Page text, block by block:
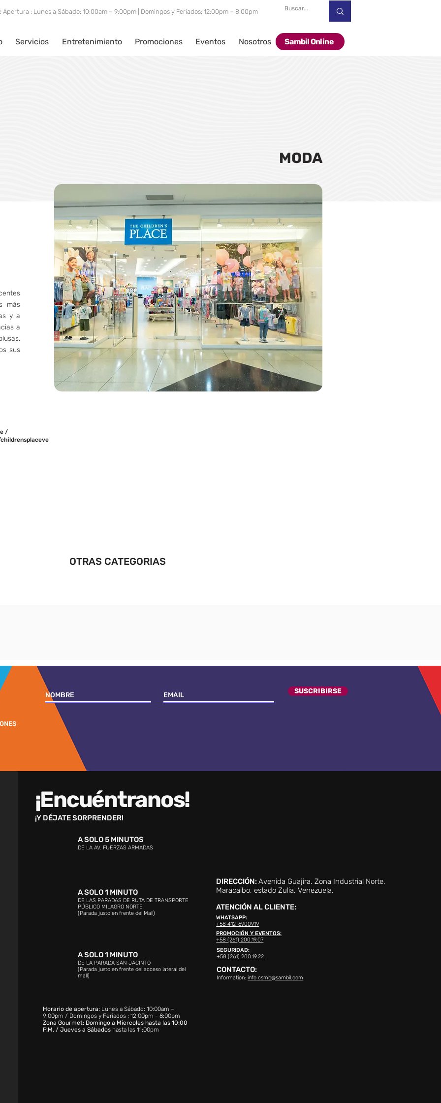
Servicios Entretenimiento Promociones Eventos Nosotros Sambil Online
Apertura : Lunes a Sábado: 10:00am – 9:00pm | Domingos y Feriados: 12:00pm – 8:00pm
MODA
más
y a
a
sus
/
OTRAS CATEGORIAS
SUSCRIBIRSE
¡Encuéntranos!
¡Y DÉJATE SORPRENDER!
A SOLO 5 MINUTOS
DE LA AV. FUERZAS ARMADAS
A SOLO 1 MINUTO
DE LAS PARADAS DE RUTA DE TRANSPORTE
PÚBLICO MILAGRO NORTE
(Parada justo en frente del Mall)
A SOLO 1 MINUTO
DE LA PARADA SAN JACINTO
(Parada justo en frente del acceso lateral del
mall)
Horario de apertura: Lunes a Sábado: 10:00am –
9:00pm / Domingos y Feriados : 12:00pm - 8:00pm
Zona Gourmet: Domingo a Miercoles hasta las 10:00
P.M. / Jueves a Sábadoshasta las 11:00pm
DIRECCIÓN:Avenida Guajira. Zona Industrial Norte.
Maracaibo, estado Zulia. Venezuela.
ATENCIÓN AL CLIENTE:
WHATSAPP:
+58 412-6900919
PROMOCIÓN Y EVENTOS:
+58 (261) 200.19.07
SEGURIDAD:
+58 (261) 200.19.22
CONTACTO:
Information:info.csmb@sambil.com